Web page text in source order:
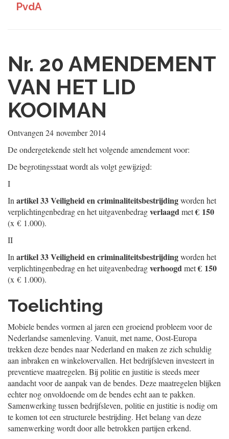
PvdA
Nr. 20 AMENDEMENT
VAN HET LID
KOOIMAN
Ontvangen 24 november 2014
De ondergetekende stelt het volgende amendement voor:
De begrotingsstaat wordt als volgt gewijzigd:
I
In artikel 33 Veiligheid en criminaliteitsbestrijdingworden het
verplichtingenbedrag en het uitgavenbedragverlaagdmet€ 150
(x € 1.000).
II
In artikel 33 Veiligheid en criminaliteitsbestrijdingworden het
verplichtingenbedrag en het uitgavenbedragverhoogdmet€ 150
(x € 1.000).
Toelichting
Mobiele bendes vormen al jaren een groeiend probleem voor de
Nederlandse samenleving. Vanuit, met name, Oost-Europa
trekken deze bendes naar Nederland en maken ze zich schuldig
aan inbraken en winkelovervallen. Het bedrijfsleven investeert in
preventieve maatregelen. Bij politie en justitie is steeds meer
aandacht voor de aanpak van de bendes. Deze maatregelen blijken
echter nog onvoldoende om de bendes echt aan te pakken.
Samenwerking tussen bedrijfsleven, politie en justitie is nodig om
te komen tot een structurele bestrijding. Het belang van deze
samenwerking wordt door alle betrokken partijen erkend.